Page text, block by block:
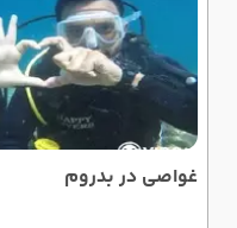
غواصی در بدروم